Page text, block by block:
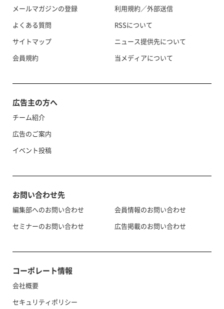
メールマガジンの登録
よくある質問
サイトマップ
会員規約
利用規約／外部送信
RSSについて
ニュース提供先について
当メディアについて
広告主の方へ
チーム紹介
広告のご案内
イベント投稿
お問い合わせ先
編集部へのお問い合わせ
セミナーのお問い合わせ
会員情報のお問い合わせ
広告掲載のお問い合わせ
コーポレート情報
会社概要
セキュリティポリシー